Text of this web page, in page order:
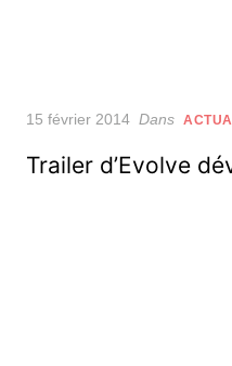
Posted
15 février 2014 Dans
Trailer d’Evolve